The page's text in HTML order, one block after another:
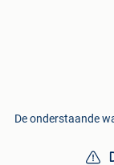
De onderstaande